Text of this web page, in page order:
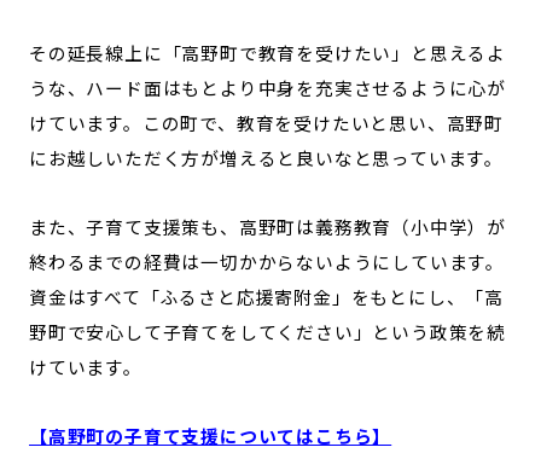
その延長線上に「高野町で教育を受けたい」と思えるよ
うな、ハード面はもとより中身を充実させるように心が
けています。この町で、教育を受けたいと思い、高野町
にお越しいただく方が増えると良いなと思っています。
また、子育て支援策も、高野町は義務教育（小中学）が
終わるまでの経費は一切かからないようにしています。
資金はすべて「ふるさと応援寄附金」をもとにし、「高
野町で安心して子育てをしてください」という政策を続
けています。
【高野町の子育て支援についてはこちら】